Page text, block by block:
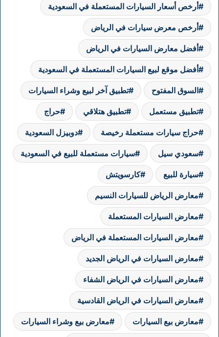
أرخص أسعار السيارات المستعملة في السعودية
أرخص معرض سيارات في الرياض
أفضل معارض السيارات في الرياض
أفضل موقع لبيع السيارات المستعملة في السعودية
السوق المفتوح تطبيق آخر لبيع وشراء السيارات
تطبيق مستعمل تطبيق هتلاقي حراج
حراج سيارات مستعملة رخيصة دوبيزل السعودية
سعودي سيل سيارات مستعملة للبيع في السعودية
سيارة للبيع كارسويتش
معارض الرياض للسيارات النسيم
معارض السيارات المستعملة
معارض السيارات المستعملة في الرياض
معارض السيارات في الرياض الجديد
معارض السيارات في الرياض الشفاء
معارض السيارات في الرياض القادسية
معارض بيع السيارات معارض بيع وشراء السيارات